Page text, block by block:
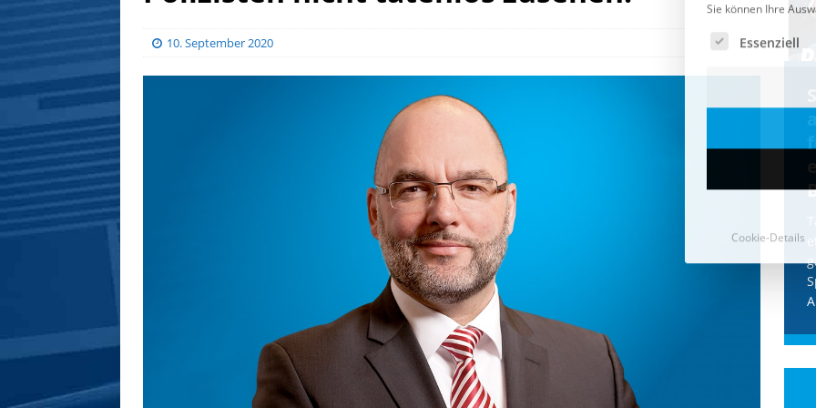
10. September 2020
einfliegen: Zeit für ein
Die Bundesregierung und die CDU
halten die Wähler für dumm! Weil die
Stimmung wegen der von Afghanen
verübten Anschläge kippte, wurden die